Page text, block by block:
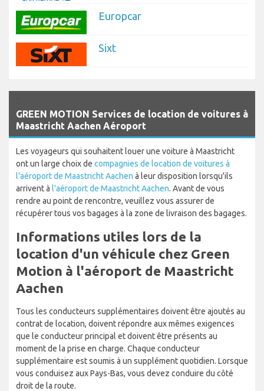
Europcar
Sixt
GREEN MOTION Services de location de voitures à
Maastricht Aachen Aéroport
Les voyageurs qui souhaitent louer une voiture à Maastricht
ont un large choix de compagnies de location de voitures à
l'aéroport de Maastricht Aachen à leur disposition lorsqu'ils
arrivent à l'aéroport de Maastricht Aachen. Avant de vous
rendre au point de rencontre, veuillez vous assurer de
récupérer tous vos bagages à la zone de livraison des bagages.
Informations utiles lors de la
location d'un véhicule chez Green
Motion à l'aéroport de Maastricht
Aachen
Tous les conducteurs supplémentaires doivent être ajoutés au
contrat de location, doivent répondre aux mêmes exigences
que le conducteur principal et doivent être présents au
moment de la prise en charge. Chaque conducteur
supplémentaire est soumis à un supplément quotidien. Lorsque
vous conduisez aux Pays-Bas, vous devez conduire du côté
droit de la route.